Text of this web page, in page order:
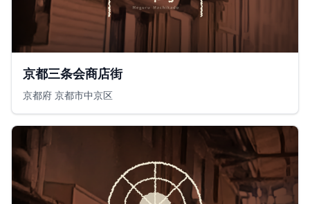
京都三条会商店街
京都府 京都市中京区